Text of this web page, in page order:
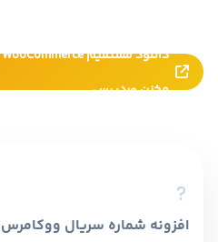
مخزن وردپرس
افزونه شماره سریال ووکامرس